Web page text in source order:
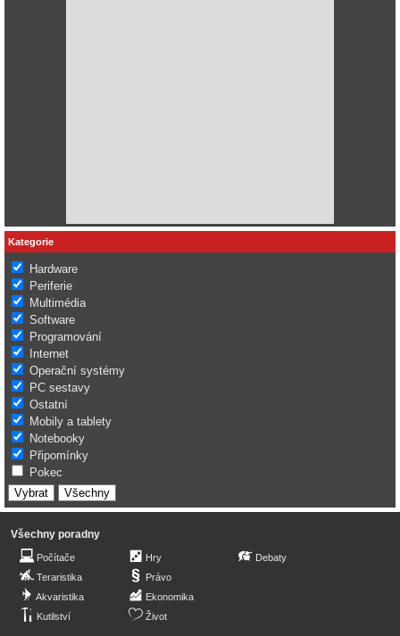
Kategorie
Hardware
Periferie
Multimédia
Software
Programování
Internet
Operační systémy
PC sestavy
Ostatní
Mobily a tablety
Notebooky
Připomínky
Pokec
Všechny poradny
Počítače
Teraristika
Akvaristika
Kutilství
Hry
Právo
Ekonomika
Život
Debaty